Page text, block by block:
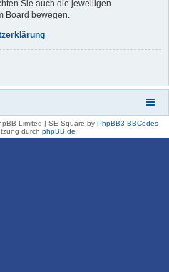
Sie auch die jeweiligen
Board bewegen.
Limited | SE Square by PhpBB3 BBCodes
durch phpBB.de